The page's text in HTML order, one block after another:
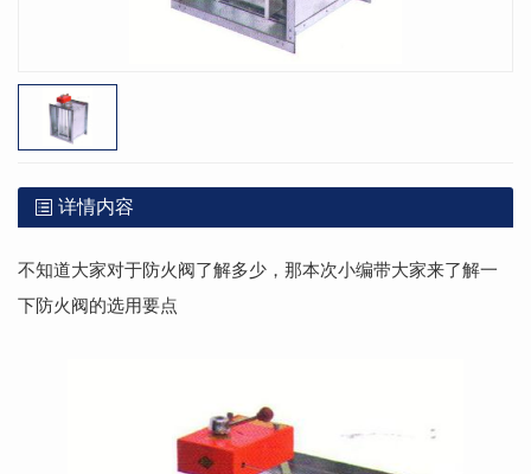
详情内容
不知道大家对于防火阀了解多少，那本次小编带大家来了解一
下防火阀的选用要点